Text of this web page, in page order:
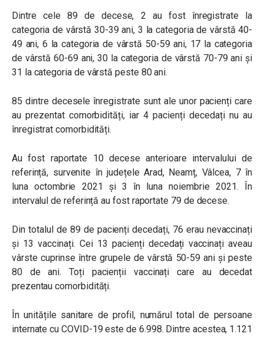
Dintre cele 89 de decese, 2 au fost înregistrate la
categoria de vârstă 30-39 ani, 3 la categoria de vârstă 40-
49 ani, 6 la categoria de vârstă 50-59 ani, 17 la categoria
de vârstă 60-69 ani, 30 la categoria de vârstă 70-79 ani și
31 la categoria de vârstă peste 80 ani.
85 dintre decesele înregistrate sunt ale unor pacienți care
au prezentat comorbidități, iar 4 pacienți decedați nu au
înregistrat comorbidități.
Au fost raportate 10 decese anterioare intervalului de
referință, survenite în județele Arad, Neamț, Vâlcea, 7 în
luna octombrie 2021 și 3 în luna noiembrie 2021. În
intervalul de referință au fost raportate 79 de decese.
Din totalul de 89 de pacienți decedați, 76 erau nevaccinați
și 13 vaccinați. Cei 13 pacienți decedați vaccinați aveau
vârste cuprinse între grupele de vârstă 50-59 ani și peste
80 de ani. Toți pacienții vaccinați care au decedat
prezentau comorbidități.
În unitățile sanitare de profil, numărul total de persoane
internate cu COVID-19 este de 6.998. Dintre acestea, 1.121